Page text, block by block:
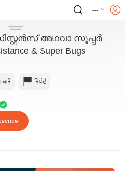
---
അഥവാ സൂപ്പർ
& Super Bugs
करें रिपोर्ट